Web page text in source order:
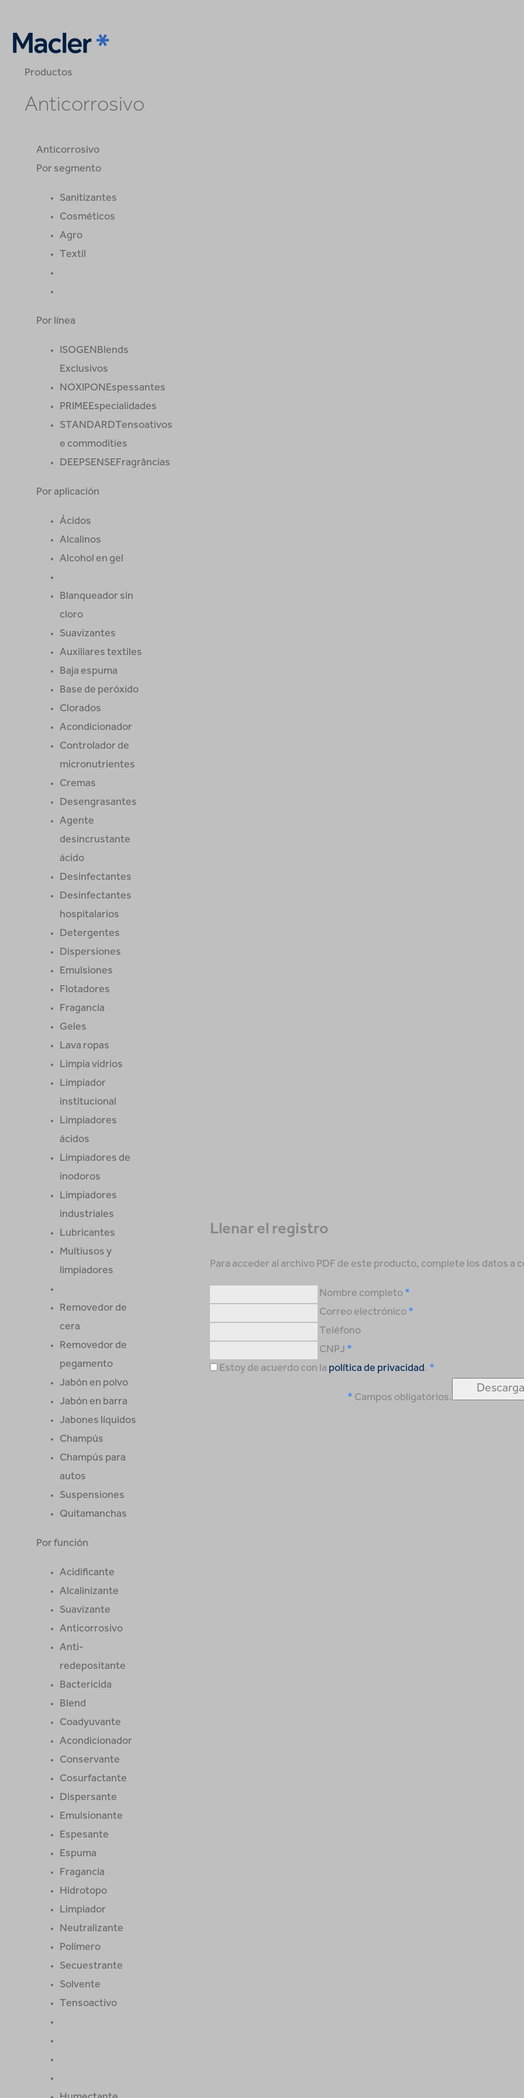
Llenar el registro
Para acceder al archivo PDF de este producto, complete los datos a
Nombre completo
Correo electrónico
Teléfono
CNPJ
Estoy de acuerdo con la política de privacidad.
Campos obligatórios.
Productos
Anticorrosivo
Anticorrosivo
Por segmento
Sanitizantes
Cosméticos
Agro
Textil
Por línea
ISOGENBlends
Exclusivos
NOXIPONEspessantes
PRIMEEspecialidades
STANDARD Tensoativos
e commodities
DEEPSENSEFragrâncias
Por aplicación
Ácidos
Alcalinos
Alcohol en gel
Blanqueador sin
cloro
Suavizantes
Auxiliares textiles
Baja espuma
Base de peróxido
Clorados
Acondicionador
Controlador de
micronutrientes
Cremas
Desengrasantes
Agente
desincrustante
ácido
Desinfectantes
Desinfectantes
hospitalarios
Detergentes
Dispersiones
Emulsiones
Flotadores
Fragancia
Geles
Lava ropas
Limpia vidrios
Limpiador
institucional
Limpiadores
ácidos
Limpiadores de
inodoros
Limpiadores
industriales
Lubricantes
Multiusos y
limpiadores
Removedor de
cera
Removedor de
pegamento
Jabón en polvo
Jabón en barra
Jabones líquidos
Champús
Champús para
autos
Suspensiones
Quitamanchas
Por función
Acidificante
Alcalinizante
Suavizante
Anticorrosivo
Anti-
redepositante
Bactericida
Blend
Coadyuvante
Acondicionador
Conservante
Cosurfactante
Dispersante
Emulsionante
Espesante
Espuma
Fragancia
Hidrotopo
Limpiador
Neutralizante
Polímero
Secuestrante
Solvente
Tensoactivo